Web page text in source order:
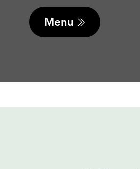
Menu